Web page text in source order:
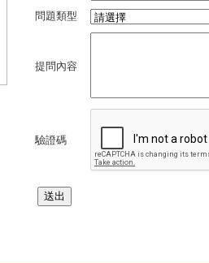
問題類型
提問內容
驗證碼